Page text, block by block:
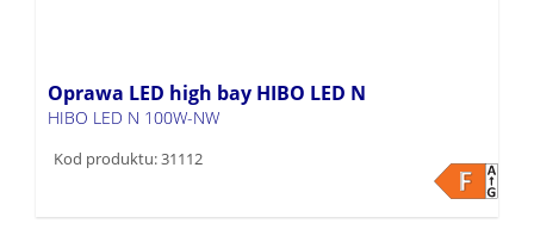
Oprawa LED high bay HIBO LED N
HIBO LED N 100W-NW
Kod produktu: 31112